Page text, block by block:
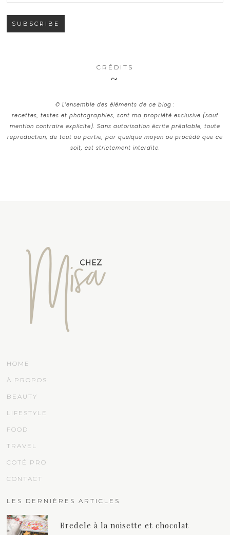
CRÉDITS
© L’ensemble des éléments de ce blog :
recettes, textes et photographies, sont ma propriété exclusive (sauf
mention contraire explicite). Sans autorisation écrite préalable, toute
reproduction, de tout ou partie, par quelque moyen ou procédé que ce
soit, est strictement interdite.
HOME
À PROPOS
BEAUTY
LIFESTYLE
FOOD
TRAVEL
COTÉ PRO
CONTACT
LES DERNIÈRES ARTICLES
Bredele à la noisette et chocolat